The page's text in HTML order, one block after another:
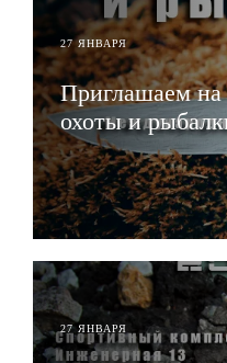
27 ЯНВАРЯ
Приглашаем
охоты и
ЧИТАТЬ
27 ЯНВАРЯ